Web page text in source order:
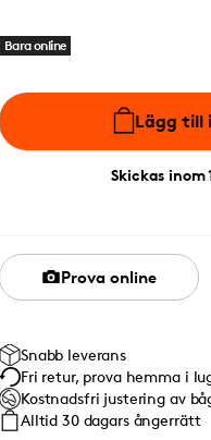
Bara online
Lägg till
Skickas
Prova online
Snabb leverans
Fri retur, prova hemma i
Kostnadsfri justering av
Alltid 30 dagars ångerrätt